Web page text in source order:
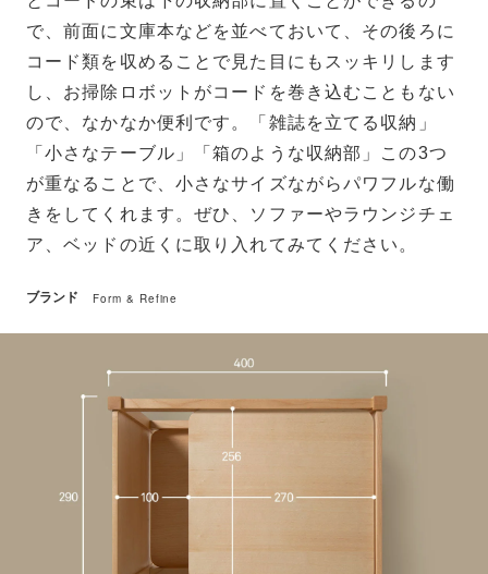
で、前面に文庫本などを並べておいて、その後ろに
コード類を収めることで見た目にもスッキリします
し、お掃除ロボットがコードを巻き込むこともない
ので、なかなか便利です。「雑誌を立てる収納」
「小さなテーブル」「箱のような収納部」この3つ
が重なることで、小さなサイズながらパワフルな働
きをしてくれます。ぜひ、ソファーやラウンジチェ
ア、ベッドの近くに取り入れてみてください。
ブランド Form & Refine